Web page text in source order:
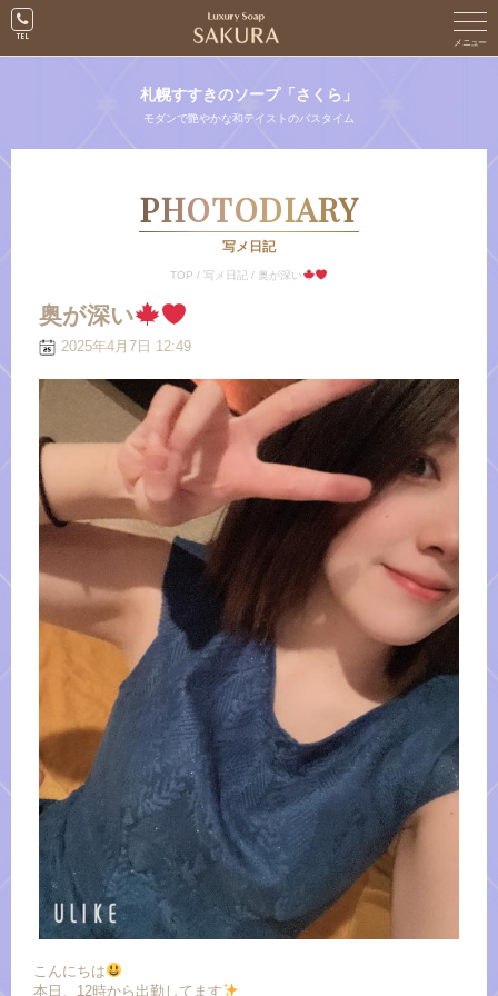
札幌すすきのソープ「さくら」
モダンで艶やかな和テイストのバスタイム
PHOTODIARY
写メ日記
TOP /写メ日記 / 奥が深い
奥が深い
2025年4月7日 12:49
こんにちは
本日、12時から出勤してます